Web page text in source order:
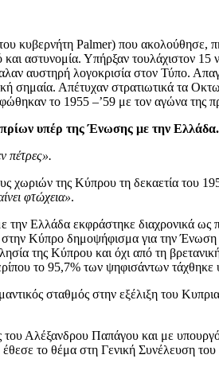
κυβερνήτη Palmer) που ακολούθησε,
και αστυνομία. Υπήρξαν τουλάχιστον
αυστηρή λογοκρισία στον Τύπο.
σημαία. Απέτυχαν στρατιωτικά τα
το 1955 –’59 με τον αγώνα
υπέρ της Ένωσης με την Ελλάδα.
πέτρες».
χωριών της Κύπρου τη δεκαετία του
φτώχεια».
Ελλάδα εκφράστηκε διαχρονικά ως
στην Κύπρο δημοψήφισμα για την
της Κύπρου και όχι από τη
το 95,7% των ψηφισάντων
σταθμός στην εξέλιξη του
Αλέξανδρου Παπάγου και με
έθεσε το θέμα στη Γενική Συνέλευση